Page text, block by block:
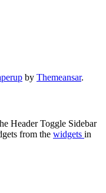
by Themeansar.
Header Toggle Sidebar
from the widgets in